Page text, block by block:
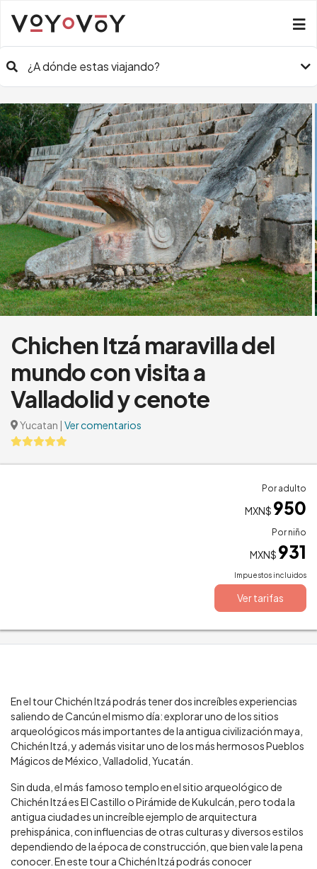
¿A dónde estas viajando?
Chichen Itzá maravilla del
mundo con visita a
Valladolid y cenote
Yucatan | Ver comentarios
Por adulto
MXN$ 950
Por niño
MXN$ 931
Impuestos incluidos
Ver tarifas
En el tour Chichén Itzá podrás tener dos increíbles experiencias
saliendo de Cancún el mismo día: explorar uno de los sitios
arqueológicos más importantes de la antigua civilización maya,
Chichén Itzá, y además visitar uno de los más hermosos Pueblos
Mágicos de México, Valladolid, Yucatán.
Sin duda, el más famoso templo en el sitio arqueológico de
Chichén Itzá es El Castillo o Pirámide de Kukulcán, pero toda la
antigua ciudad es un increíble ejemplo de arquitectura
prehispánica, con influencias de otras culturas y diversos estilos
dependiendo de la época de construcción, que bien vale la pena
conocer. En este tour a Chichén Itzá podrás conocer